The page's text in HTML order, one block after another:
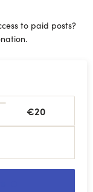
to paid posts?
€20